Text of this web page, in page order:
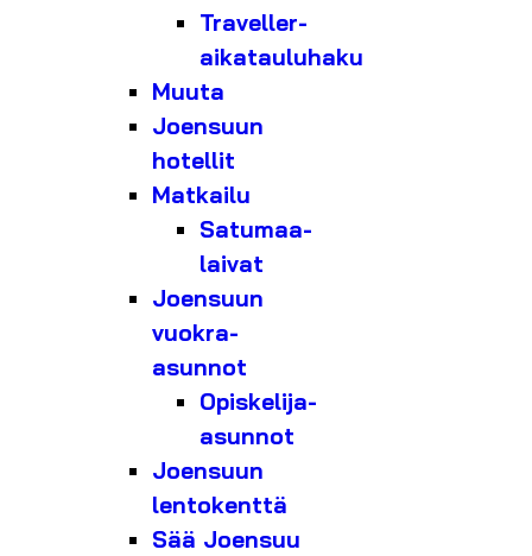
Traveller-
aikatauluhaku
Muuta
Joensuun
hotellit
Matkailu
Satumaa-
laivat
Joensuun
vuokra-
asunnot
Opiskelija-
asunnot
Joensuun
lentokenttä
Sää Joensuu